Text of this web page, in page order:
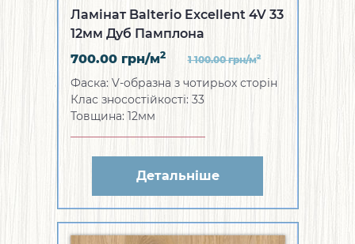
Ламінат Balterio Excellent 4V 33
12мм Дуб Памплона
700.00 грн/м2 1 100.00грн/м2
Фаска: V-образна з чотирьох сторін
Клас зносостійкості: 33
Товщина: 12мм
Детальніше